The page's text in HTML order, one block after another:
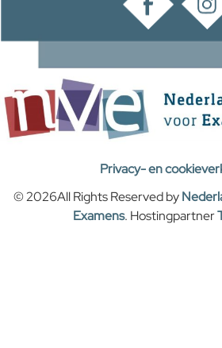
Privacy- en
© 2026All Rights Reserved by
Examens. Hostingpartner